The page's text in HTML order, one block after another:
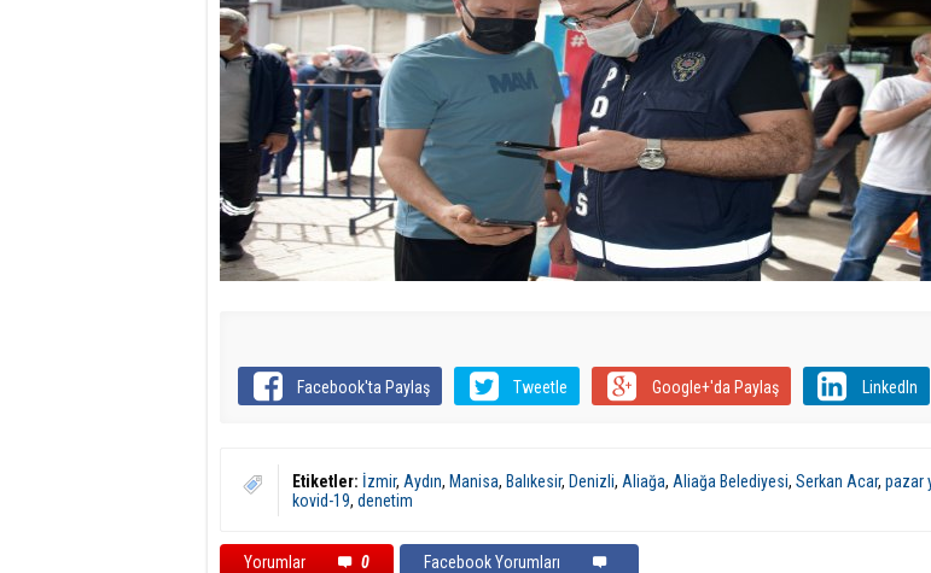
Facebook'ta Paylaş Tweetle Google+'da Paylaş LinkedIn
Etiketler: İzmir, Aydın, Manisa, Balıkesir, Denizli, Aliağa, Aliağa Belediyesi, Serkan Acar, pazar
kovid-19, denetim
Yorumlar 0 Facebook Yorumları